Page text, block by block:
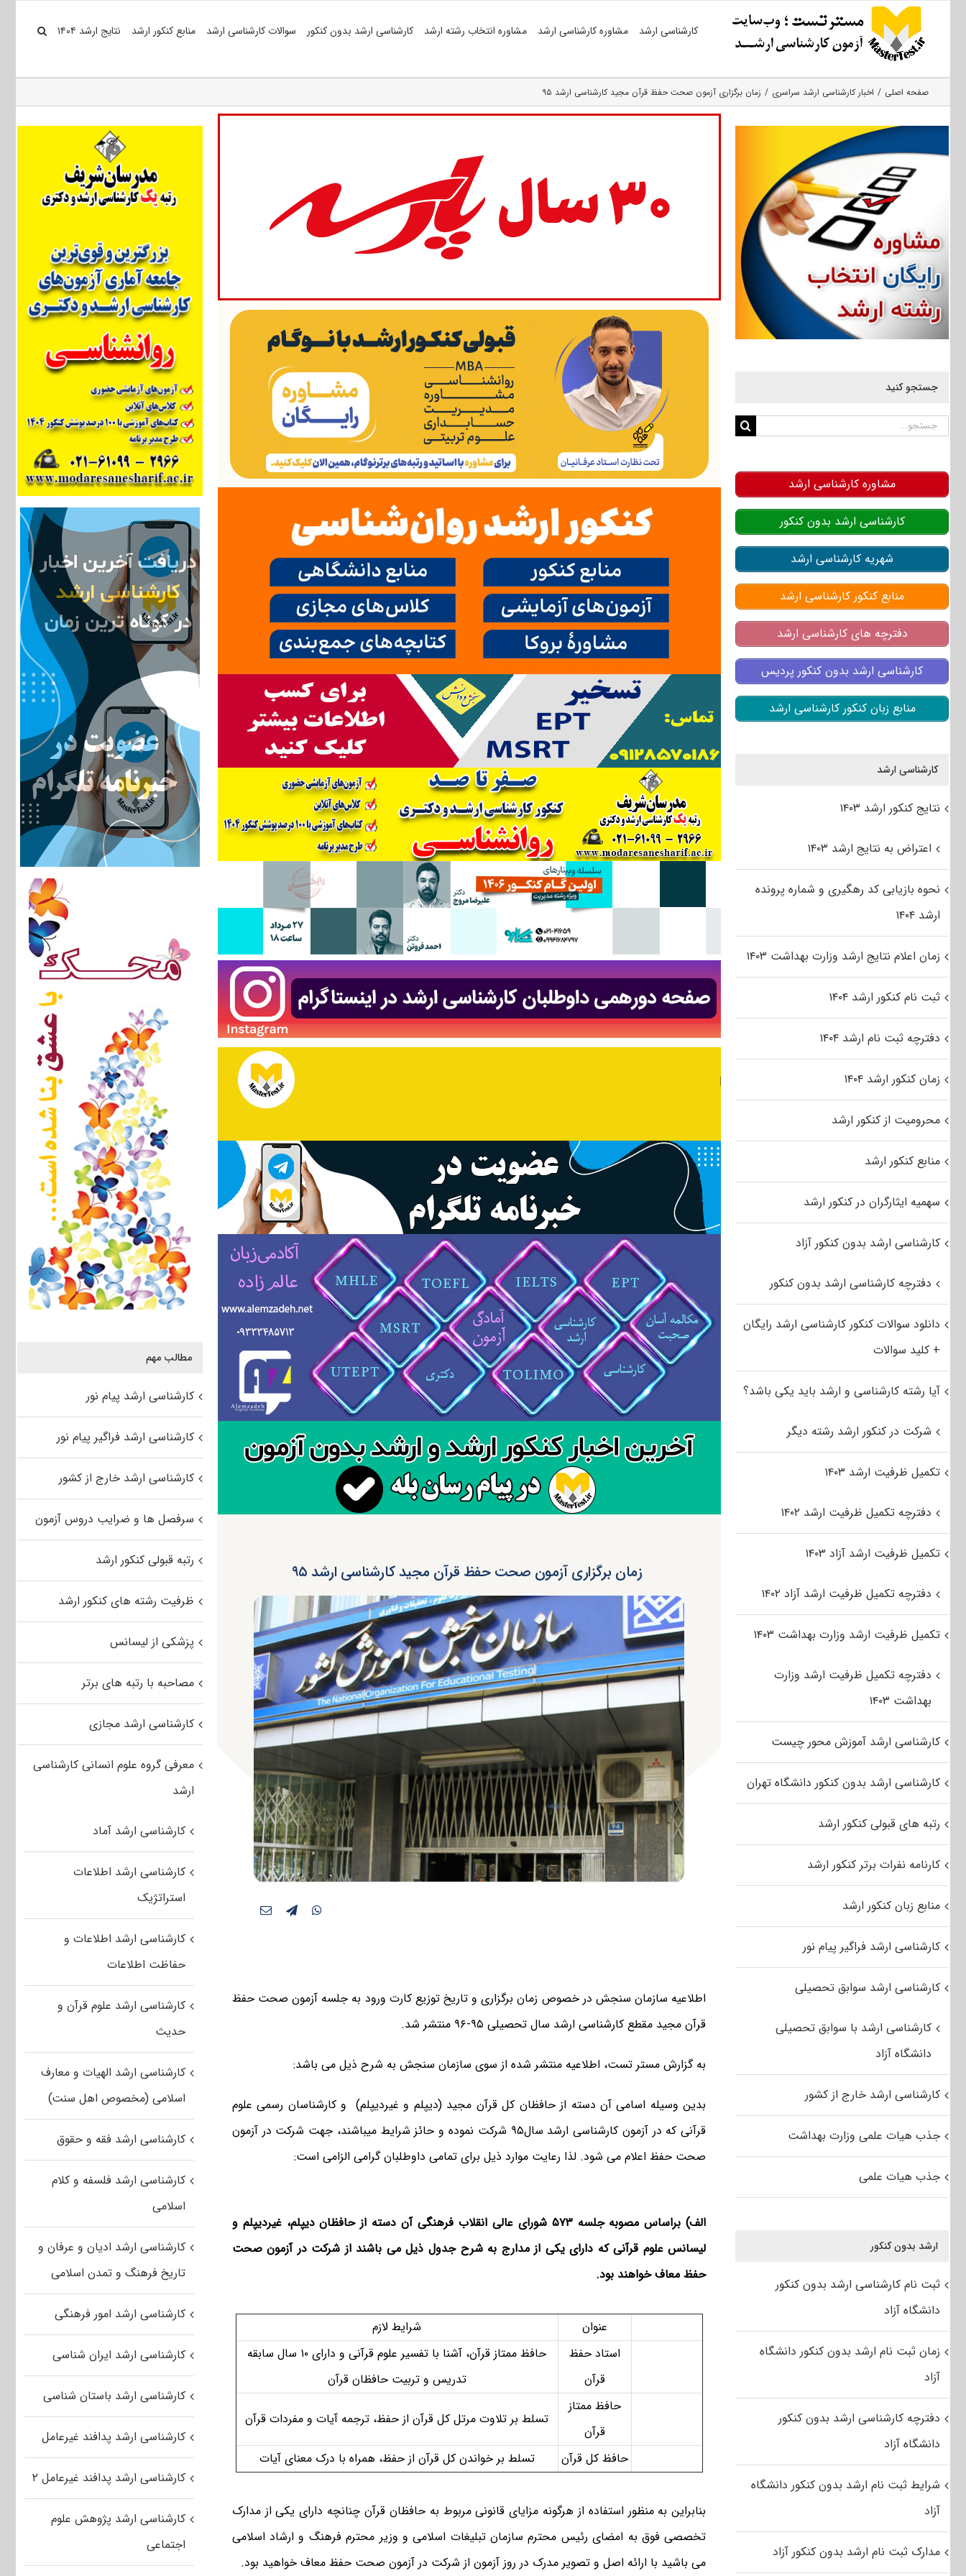
کارشناسی ارشد مشاوره کارشناسی ارشد مشاوره انتخاب رشته ارشد کارشناسی ارشد بدون کنکور سوالات کارشناسی ارشد منابع کنکور ارشد نتایج ارشد ۱۴۰۴
صفحه اصلی اخبار کارشناسی ارشد سراسری زمان برگزاری آزمون صحت حفظ قرآن مجید کارشناسی ارشد ۹۵
زمان برگزاری آزمون صحت حفظ قرآن مجید کارشناسی ارشد ۹۵
اطلاعیه سازمان سنجش در خصوص زمان برگزاری و تاریخ توزیع کارت ورود به جلسه آزمون صحت حفظ
قرآن مجید مقطع کارشناسی ارشد سال تحصیلی ۹۵-۹۶ منتشر شد.
به گزارش مستر تست، اطلاعیه منتشر شده از سوی سازمان سنجش به شرح ذیل می باشد:
بدین وسیله اسامی آن‌ دسته از حافظان کل قرآن مجید (دیپلم و غیردیپلم) و کارشناسان رسمی علوم
قرآنی که در آزمون کارشناسی ارشد سال۹۵ شرکت نموده و حائز شرایط می­باشند، جهت شرکت در آزمون
صحت حفظ اعلام می شود. لذا رعایت موارد ذیل برای تمامی داوطلبان گرامی الزامی است:
الف) براساس مصوبه جلسه ۵۷۳ شورای عالی انقلاب فرهنگی آن دسته از حافظان دیپلم، غیردیپلم و
لیسانس علوم قرآنی که دارای یکی از مدارج به شرح جدول ذیل می باشند از شرکت در آزمون صحت
حفظ معاف خواهند بود.
عنوان شرایط لازم
استاد حفظ
قرآن
حافظ ممتاز قرآن، آشنا با تفسیر علوم قرآنی و دارای ۱۰ سال سابقه
تدریس و تربیت حافظان قرآن
حافظ ممتاز
قرآن
تسلط بر تلاوت مرتل کل قرآن از حفظ، ترجمه آیات و مفردات قرآن
حافظ کل قرآن تسلط بر خواندن کل قرآن از حفظ، همراه با درک معنای آیات
بنابراین به منظور استفاده از هرگونه مزایای قانونی مربوط به حافظان قرآن چنانچه دارای یکی از مدارک
تخصصی فوق به امضای رئیس محترم سازمان تبلیغات اسلامی و وزیر محترم فرهنگ و ارشاد اسلامی
می باشید با ارائه اصل و تصویر مدرک در روز آزمون از شرکت در آزمون صحت حفظ معاف خواهید بود.
مطالب مهم
کارشناسی ارشد پیام نور
کارشناسی ارشد فراگیر پیام نور
کارشناسی ارشد خارج از کشور
سرفصل ها و ضرایب دروس آزمون
رتبه قبولی کنکور ارشد
ظرفیت رشته های کنکور ارشد
پزشکی از لیسانس
مصاحبه با رتبه های برتر
کارشناسی ارشد مجازی
معرفی گروه علوم انسانی کارشناسی
ارشد
کارشناسی ارشد آماد
کارشناسی ارشد اطلاعات
استراتژیک
کارشناسی ارشد اطلاعات و
حفاظت اطلاعات
کارشناسی ارشد علوم قرآن و
حدیث
کارشناسی ارشد الهیات و معارف
اسلامی (مخصوص اهل سنت)
کارشناسی ارشد فقه و حقوق
کارشناسی ارشد فلسفه و کلام
اسلامی
کارشناسی ارشد ادیان و عرفان و
تاریخ فرهنگ و تمدن اسلامی
کارشناسی ارشد امور فرهنگی
کارشناسی ارشد ایران شناسی
کارشناسی ارشد باستان شناسی
کارشناسی ارشد پدافند غیرعامل
کارشناسی ارشد پدافند غیرعامل ۲
کارشناسی ارشد پژوهش علوم
اجتماعی
جستجو کنید
جستجو
مشاوره کارشناسی ارشد
کارشناسی ارشد بدون کنکور
شهریه کارشناسی ارشد
منابع کنکور کارشناسی ارشد
دفترچه های کارشناسی ارشد
کارشناسی ارشد بدون کنکور پردیس
منابع زبان کنکور کارشناسی ارشد
کارشناسی ارشد
نتایج کنکور ارشد ۱۴۰۳
اعتراض به نتایج ارشد ۱۴۰۳
نحوه بازیابی کد رهگیری و شماره پرونده
ارشد ۱۴۰۴
زمان اعلام نتایج ارشد وزارت بهداشت ۱۴۰۳
ثبت نام کنکور ارشد ۱۴۰۴
دفترچه ثبت نام ارشد ۱۴۰۴
زمان کنکور ارشد ۱۴۰۴
محرومیت از کنکور ارشد
منابع کنکور ارشد
سهمیه ایثارگران در کنکور ارشد
کارشناسی ارشد بدون کنکور آزاد
دفترچه کارشناسی ارشد بدون کنکور
دانلود سوالات کنکور کارشناسی ارشد رایگان
+ کلید سوالات
آیا رشته کارشناسی و ارشد باید یکی باشد؟
شرکت در کنکور ارشد رشته دیگر
تکمیل ظرفیت ارشد ۱۴۰۳
دفترچه تکمیل ظرفیت ارشد ۱۴۰۲
تکمیل ظرفیت ارشد آزاد ۱۴۰۳
دفترچه تکمیل ظرفیت ارشد آزاد ۱۴۰۲
تکمیل ظرفیت ارشد وزارت بهداشت ۱۴۰۳
دفترچه تکمیل ظرفیت ارشد وزارت
بهداشت ۱۴۰۳
کارشناسی ارشد آموزش محور چیست
کارشناسی ارشد بدون کنکور دانشگاه تهران
رتبه های قبولی کنکور ارشد
کارنامه نفرات برتر کنکور ارشد
منابع زبان کنکور ارشد
کارشناسی ارشد فراگیر پیام نور
کارشناسی ارشد سوابق تحصیلی
کارشناسی ارشد با سوابق تحصیلی
دانشگاه آزاد
کارشناسی ارشد خارج از کشور
جذب هیات علمی وزارت بهداشت
جذب هیات علمی
ارشد بدون کنکور
ثبت نام کارشناسی ارشد بدون کنکور
دانشگاه آزاد
زمان ثبت نام ارشد بدون کنکور دانشگاه
آزاد
دفترچه کارشناسی ارشد بدون کنکور
دانشگاه آزاد
شرایط ثبت نام ارشد بدون کنکور دانشگاه
آزاد
مدارک ثبت نام ارشد بدون کنکور آزاد